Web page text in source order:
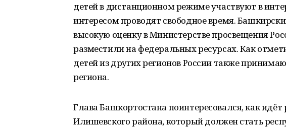
детей в дистанционном режиме участвуют в
интересом проводят свободное время.
высокую оценку в Министерстве просвещения
разместили на федеральных ресурсах. Как
детей из других регионов России также
региона.
Глава Башкортостана поинтересовался, как идёт
Илишевского района, который должен стать